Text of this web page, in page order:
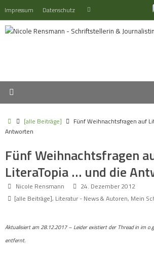
Inhalt
springen
Impressum Datenschutz Suchen
Start[alle Beiträge]
Fünf Weihnachtsfragen auf
Antworten
Fünf Weihnachtsfragen
LiteraTopia … und die
Nicole Rensmann
24. Dezember 2012
[alle Beiträge], Literatur - News & Autoren, Mein
Aktualisiert am 28.12.2017 – Leider existiert der Thread in im
entfernt.